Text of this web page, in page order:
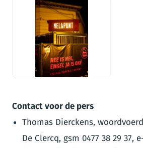
JPG
Contact voor de pers
Thomas Dierckens,
De Clercq, gsm 0477 38 29 37,